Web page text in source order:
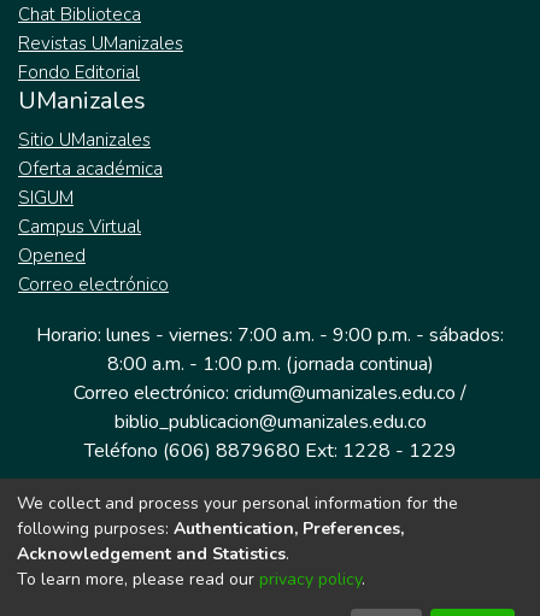
Chat Biblioteca
Revistas UManizales
Fondo Editorial
UManizales
Sitio UManizales
Oferta académica
SIGUM
Campus Virtual
Opened
Correo electrónico
Horario: lunes - viernes: 7:00 a.m. - 9:00 p.m. - sábados:
8:00 a.m. - 1:00 p.m. (jornada continua)
Correo electrónico: cridum@umanizales.edu.co /
biblio_publicacion@umanizales.edu.co
Teléfono (606) 8879680 Ext: 1228 - 1229
Dirección: Cra 9 a # 19-03 Edificio histórico, piso 1
Manizales, Caldas
Colombia.
We collect and process your personal information for the
following purposes: Authentication, Preferences,
Acknowledgement and Statistics.
To learn more, please read our privacy policy.